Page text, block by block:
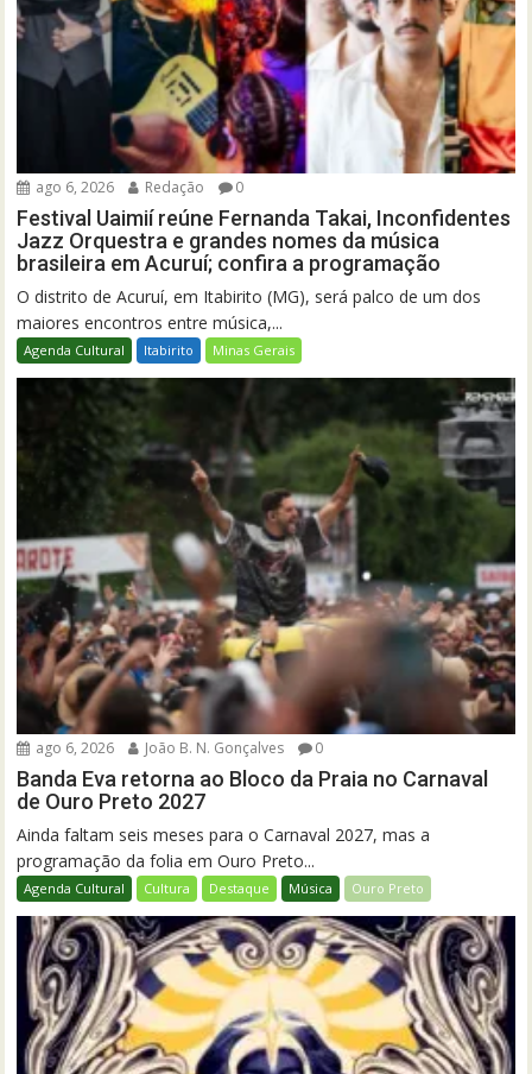
ago 6, 2026 Redação 0
Festival Uaimií reúne Fernanda Takai, Inconfidentes
Jazz Orquestra e grandes nomes da música
brasileira em Acuruí; confira a programação
O distrito de Acuruí, em Itabirito (MG), será palco de um dos
maiores encontros entre música,...
Agenda Cultural Itabirito Minas Gerais
ago 6, 2026 João B. N. Gonçalves 0
Banda Eva retorna ao Bloco da Praia no Carnaval
de Ouro Preto 2027
Ainda faltam seis meses para o Carnaval 2027, mas a
programação da folia em Ouro Preto...
Agenda Cultural Cultura Destaque Música Ouro Preto